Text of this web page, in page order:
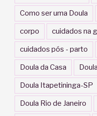
Como ser uma Doula
corpo cuidados na
cuidados pós - parto
Doula da Casa
Doula Itapetininga-SP
Doula Rio de Janeiro